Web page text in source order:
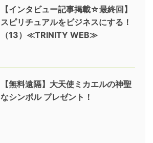
【インタビュー記事掲載☆最終回】
スピリチュアルをビジネスにする！
（13）≪TRINITY WEB≫
【無料遠隔】大天使ミカエルの神聖
なシンボル プレゼント！